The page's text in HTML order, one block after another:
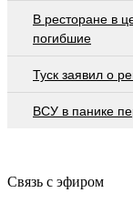
В ресторане в
погибшие
Туск заявил о
ВСУ в панике
Связь с эфиром